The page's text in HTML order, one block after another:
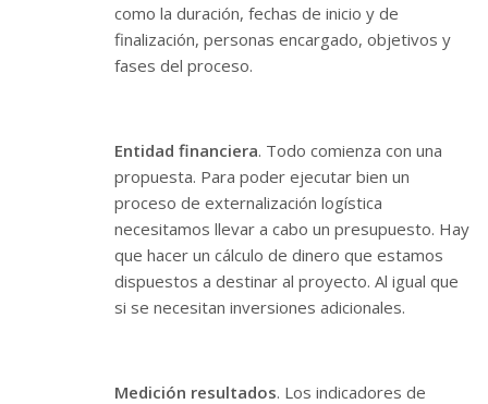
como la duración, fechas de inicio y de
finalización, personas encargado, objetivos y
fases del proceso.
Entidad financiera. Todo comienza con una
propuesta. Para poder ejecutar bien un
proceso de externalización logística
necesitamos llevar a cabo un presupuesto. Hay
que hacer un cálculo de dinero que estamos
dispuestos a destinar al proyecto. Al igual que
si se necesitan inversiones adicionales.
Medición resultados. Los indicadores de